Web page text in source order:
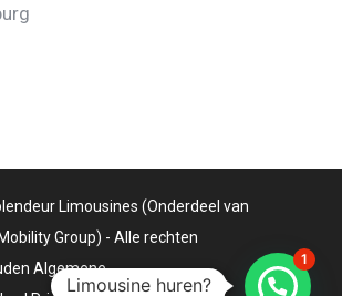
Limousines (Onderdeel van
Group) - Alle rechten
Algemene
Limousine huren?
1